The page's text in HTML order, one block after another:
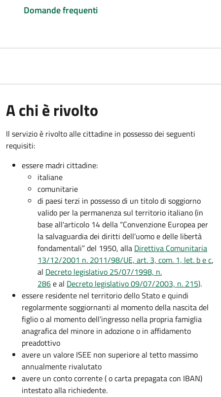
Domande frequenti
A chi è rivolto
Il servizio è rivolto alle cittadine in possesso dei seguenti
requisiti:
essere madri cittadine:
italiane
comunitarie
di paesi terzi in possesso di un titolo di soggiorno
valido per la permanenza sul territorio italiano (in
base all'articolo 14 della “Convenzione Europea per
la salvaguardia dei diritti dell’uomo e delle libertà
fondamentali” del 1950, alla Direttiva Comunitaria
13/12/2001 n. 2011/98/UE, art. 3, com. 1, let. b e c,
al Decreto legislativo 25/07/1998, n.
286e al Decreto legislativo 09/07/2003, n. 215).
essere residente nel territorio dello Stato e quindi
regolarmente soggiornanti al momento della nascita del
figlio o al momento dell’ingresso nella propria famiglia
anagrafica del minore in adozione o in affidamento
preadottivo
avere un valore ISEE non superiore al tetto massimo
annualmente rivalutato
avere un conto corrente ( o carta prepagata con IBAN)
intestato alla richiedente.